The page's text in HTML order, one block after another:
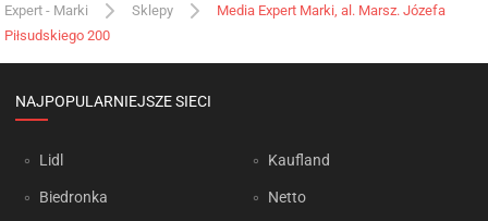
Expert - Marki
Sklepy
Media Expert Marki, al. Marsz. Józefa
Piłsudskiego 200
NAJPOPULARNIEJSZE SIECI
Lidl
Biedronka
Kaufland
Netto